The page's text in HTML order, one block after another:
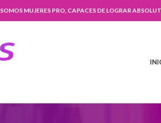
SOMOS MUJERES PRO, CAPACES DE LOGRAR